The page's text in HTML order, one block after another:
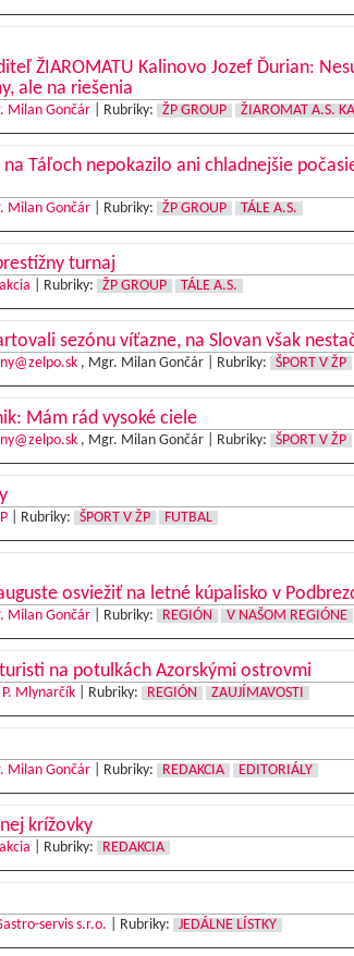
ŽIAROMATU Kalinovo Jozef Ďurian:
ale na riešenia
Milan Gončár| Rubriky: ŽP GROUP ŽIAROMAT A.S.
Táľoch nepokazilo ani chladnejšie
Milan Gončár| Rubriky: ŽP GROUP TÁLE A.S.
turnaj
Rubriky: ŽP GROUP TÁLE A.S.
sezónu víťazne, na Slovan však
, Mgr. Milan Gončár | Rubriky: ŠPORT V ŽP
Mám rád vysoké ciele
, Mgr. Milan Gončár | Rubriky: ŠPORT V ŽP
| Rubriky: ŠPORT V ŽP FUTBAL
osviežiť na letné kúpalisko v
Milan Gončár| Rubriky: REGIÓN V NAŠOM REGIÓNE
na potulkách Azorskými ostrovmi
P. Mlynarčík| Rubriky: REGIÓN ZAUJÍMAVOSTI
Milan Gončár| Rubriky: REDAKCIA EDITORIÁLY
krížovky
Rubriky: REDAKCIA
servis s.r.o. Rubriky: JEDÁLNE LÍSTKY